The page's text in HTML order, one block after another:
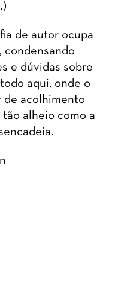
de autor ocupa
condensando
e dúvidas sobre
aqui, onde o
de acolhimento
alheio como a